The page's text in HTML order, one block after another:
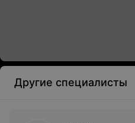
Другие специалисты